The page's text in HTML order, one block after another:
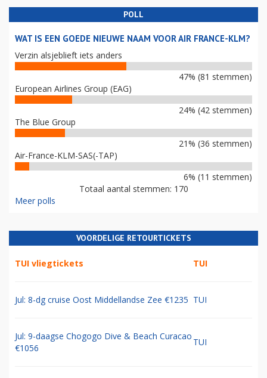
POLL
WAT IS EEN GOEDE NIEUWE NAAM VOOR AIR FRANCE-KLM?
Verzin alsjeblieft iets anders
47% (81 stemmen)
European Airlines Group (EAG)
24% (42 stemmen)
The Blue Group
21% (36 stemmen)
Air-France-KLM-SAS(-TAP)
6% (11 stemmen)
Totaal aantal stemmen: 170
Meer polls
VOORDELIGE RETOURTICKETS
TUI vliegtickets TUI
Jul: 8-dg cruise Oost Middellandse Zee €1235 TUI
Jul: 9-daagse Chogogo Dive & Beach Curacao
€1056
TUI